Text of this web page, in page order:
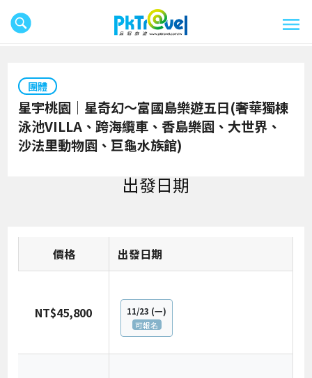
團體
星宇桃園｜星奇幻～富國島樂遊五日(奢華獨棟
泳池VILLA、跨海纜車、香島樂園、大世界、
沙法里動物園、巨龜水族館)
出發日期
價格 日期
NT$45,800 11/23 (一)
可報名